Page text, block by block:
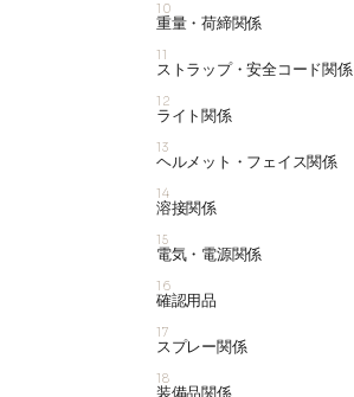
10
重量・荷締関係
11
ストラップ・安全コード関係
12
ライト関係
13
ヘルメット・フェイス関係
14
溶接関係
15
電気・電源関係
16
確認用品
17
スプレー関係
18
装備品関係